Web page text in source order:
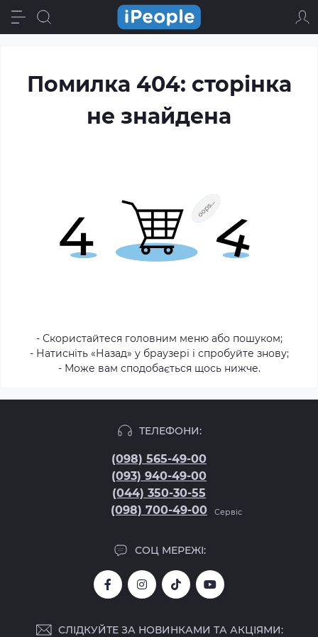
Помилка 404: сторінка
не знайдена
- Скористайтеся головним меню або пошуком;
- Натисніть «Назад» у браузері і спробуйте знову;
- Може вам сподобається щось нижче.
ТЕЛЕФОНИ:
(098) 565-49-00
(093) 940-49-00
(044) 350-30-55
(098) 700-49-00
Сервіс
СОЦ МЕРЕЖІ:
СЛІДКУЙТЕ ЗА НОВИНКАМИ ТА АКЦІЯМИ: